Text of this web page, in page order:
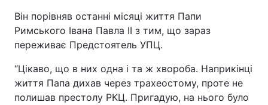
Контакти
Реклама на сайті Фотобанк
Він порівняв останні місяці життя Папи
Римського Івана Павла ІІ з тим, що зараз
переживає Предстоятель УПЦ.
“Цікаво, що в них одна і та ж хвороба. Наприкінці
життя Папа дихав через трахеостому, проте не
полишав престолу РКЦ. Пригадую, на нього було